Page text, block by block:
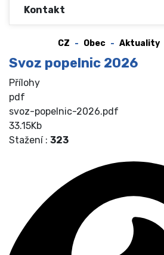
Kontakt
CZ Obec Aktuality
Svoz popelnic 2026
Přílohy
pdf
svoz-popelnic-2026.pdf
33.15Kb
Stažení : 323